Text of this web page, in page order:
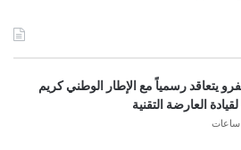
يتعاقد رسمياً مع الإطار الوطني كريم
العارضة التقنية